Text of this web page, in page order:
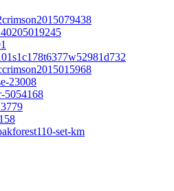
23008
5054168
set-km